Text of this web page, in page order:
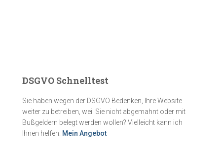
DSGVO Schnelltest
Sie haben wegen der DSGVO Bedenken, Ihre Website
weiter zu betreiben, weil Sie nicht abgemahnt oder mit
Bußgeldern belegt werden wollen? Vielleicht kann ich
Ihnen helfen. Mein Angebot